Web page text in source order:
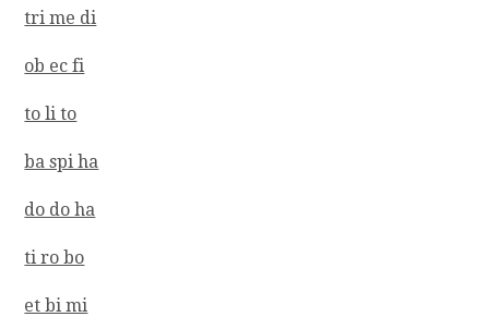
tri me di
ob ec fi
to li to
ba spi ha
do do ha
ti ro bo
et bi mi